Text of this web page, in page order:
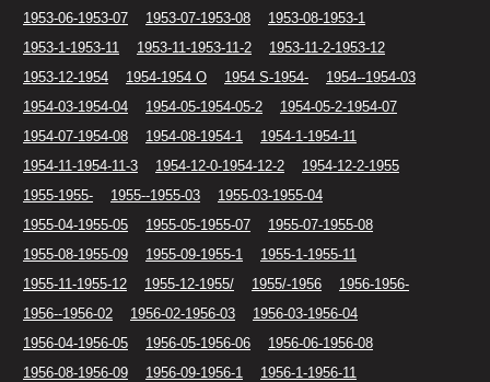
1953-06-1953-07 1953-07-1953-08
1953-08-1953-1
1953-1-1953-11
1953-11-1953-11-2
1953-11-2-1953-12
1953-12-1954
1954-1954 O 1954 S-1954-
1954--1954-03
1954-03-1954-04
1954-05-1954-05-2
1954-05-2-1954-07
1954-07-1954-08
1954-08-1954-1
1954-1-1954-11
1954-11-1954-11-3
1954-12-0-1954-12-2
1954-12-2-1955
1955-1955-
1955--1955-03
1955-03-1955-04
1955-04-1955-05
1955-05-1955-07
1955-07-1955-08
1955-08-1955-09
1955-09-1955-1
1955-1-1955-11
1955-11-1955-12
1955-12-1955/ 1955/-1956
1956-1956-
1956--1956-02
1956-02-1956-03
1956-03-1956-04
1956-04-1956-05
1956-05-1956-06
1956-06-1956-08
1956-08-1956-09
1956-09-1956-1
1956-1-1956-11